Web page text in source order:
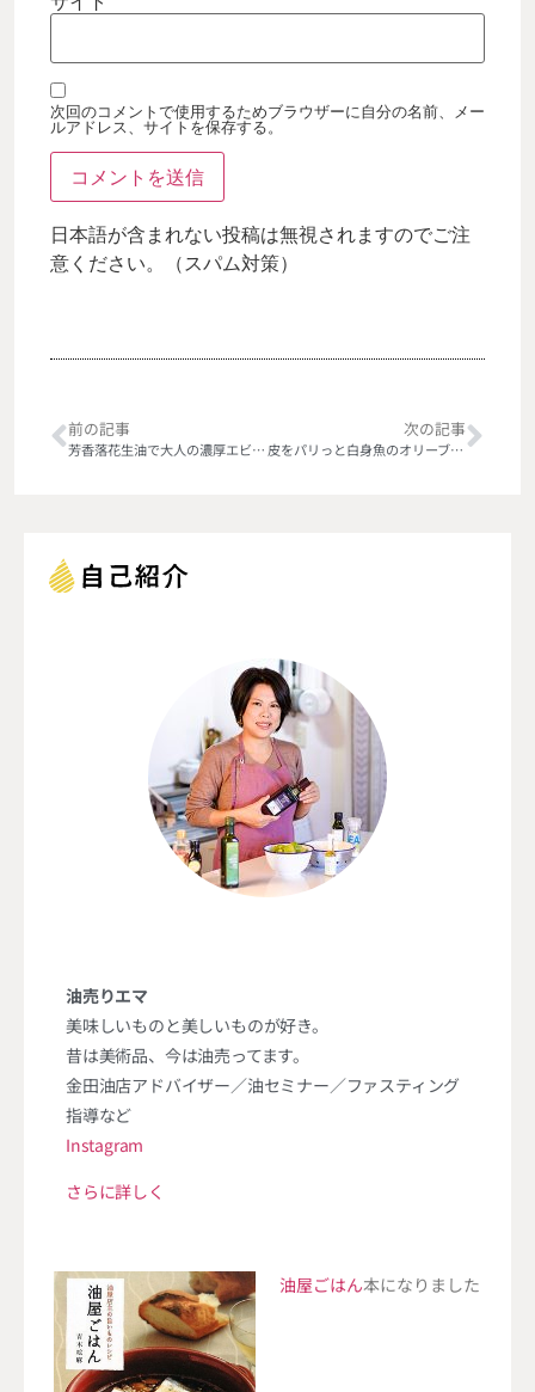
次回のコメントで使用するためブラウザーに自分の名前、メー
ルアドレス、サイトを保存する。
日本語が含まれない投稿は無視されますのでご注
意ください。（スパム対策）
前の記事
芳香落花生油で大人の濃厚エビチリ
次の記事
皮をパリっと白身魚のオリーブオイルソテー
油売りエマ
美味しいものと美しいものが好き。
昔は美術品、今は油売ってます。
金田油店アドバイザー／油セミナー／ファスティング
指導など
Instagram
さらに詳しく
油屋ごはん本になりました